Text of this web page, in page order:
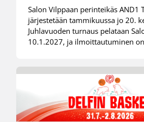
Salon Vilppaan perinteikäs AND1
järjestetään tammikuussa jo 20.
Juhlavuoden turnaus pelataan
10.1.2027, ja ilmoittautuminen